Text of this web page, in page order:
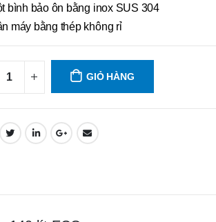
bình bảo ôn bằng inox SUS 304
máy bằng thép không rỉ
GIỎ HÀNG